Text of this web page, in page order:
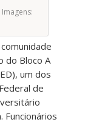
do Bloco A
um dos
de
Funcionários